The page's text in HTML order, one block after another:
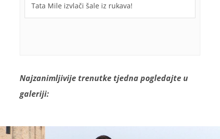
Tata Mile izvlači šale iz rukava!
Najzanimljivije trenutke tjedna pogledajte u
galeriji: